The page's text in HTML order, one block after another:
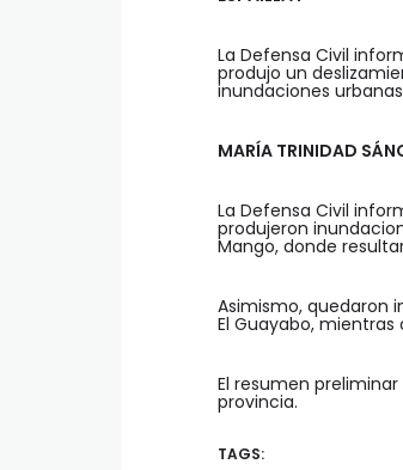
La Defensa Civil
produjo un
inundaciones
MARÍA TRINIDAD
La Defensa Civil
produjeron
Mango, donde
Asimismo, quedaron
El Guayabo,
El resumen
provincia.
TAGS: